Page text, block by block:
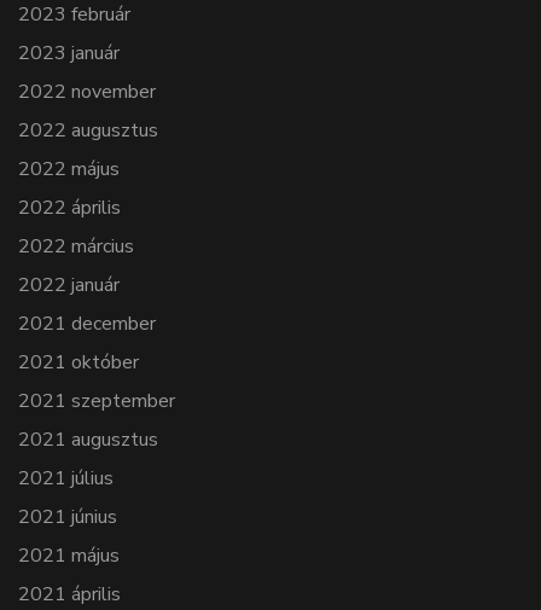
2023 február
2023 január
2022 november
2022 augusztus
2022 május
2022 április
2022 március
2022 január
2021 december
2021 október
2021 szeptember
2021 augusztus
2021 július
2021 június
2021 május
2021 április